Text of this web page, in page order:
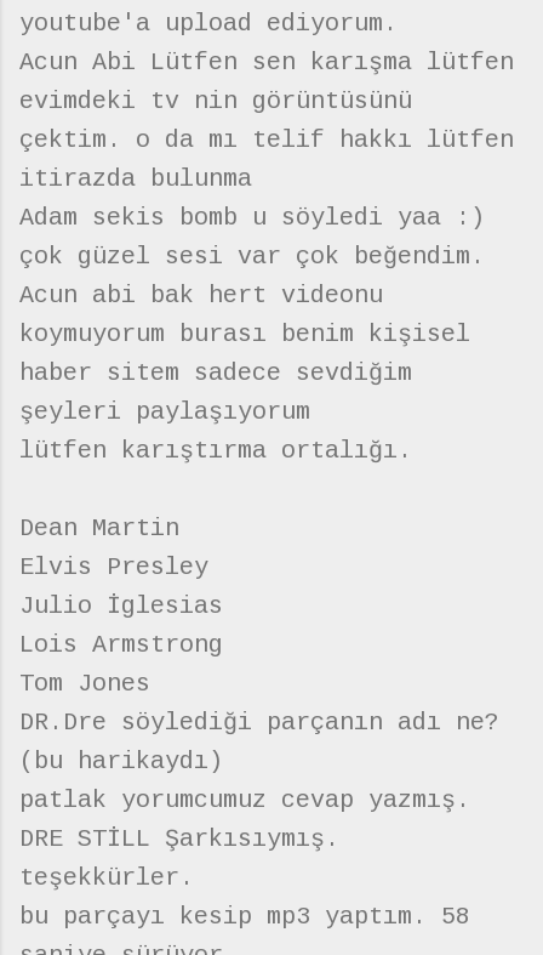
youtube'a upload ediyorum.
Acun Abi Lütfen sen karışma lütfen
evimdeki tv nin görüntüsünü
çektim. o da mı telif hakkı lütfen
itirazda bulunma
Adam sekis bomb u söyledi yaa :)
çok güzel sesi var çok beğendim.
Acun abi bak hert videonu
koymuyorum burası benim kişisel
haber sitem sadece sevdiğim
şeyleri paylaşıyorum
lütfen karıştırma ortalığı.
Dean Martin
Elvis Presley
Julio İglesias
Lois Armstrong
Tom Jones
DR.Dre söylediği parçanın adı ne?
(bu harikaydı)
patlak yorumcumuz cevap yazmış.
DRE STİLL Şarkısıymış.
teşekkürler.
bu parçayı kesip mp3 yaptım. 58